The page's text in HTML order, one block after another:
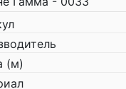
(м)